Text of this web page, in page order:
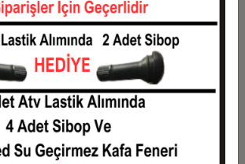
27.310,22 TL
273.102,23 TL
25.032,66 TL
275.359,28 TL
23.322,78 TL 279.873,36 TL
Taksit Tutarı
Toplam Tutar